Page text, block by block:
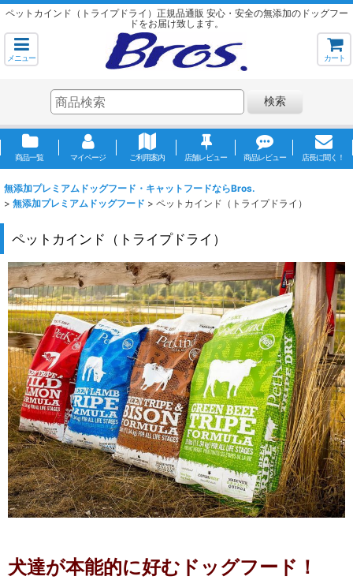
ペットカインド（トライプドライ）正規品通販 安心・安全の無添加のドッグフー
ドをお届け致します。
メニュー カート
検索
商品一覧 マイページ ご利用案内 店舗レビュー 商品レビュー 店長に聞く！
無添加プレミアムドッグフード・キャットフードならBros.
> 無添加プレミアムドッグフード > ペットカインド（トライプドライ）
ペットカインド（トライプドライ）
犬達が本能的に好むドッグフード！